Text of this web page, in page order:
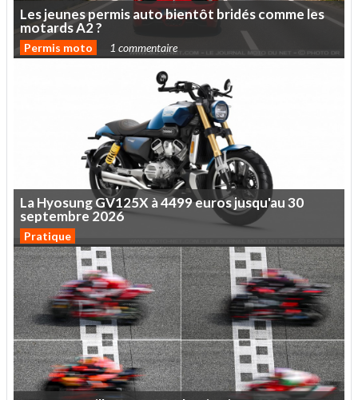
Lesjeunespermisautobientôt bridéscommeles
motardsA2?
Permis moto 1 commentaire
LaHyosungGV125X à4499eurosjusqu'au30
septembre 2026
Pratique